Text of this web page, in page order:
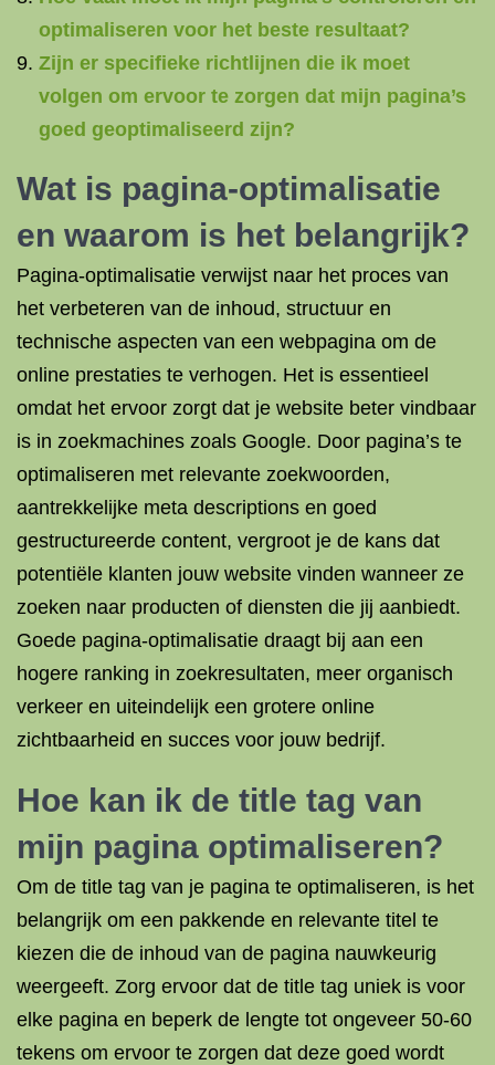
optimaliseren voor het beste resultaat?
Zijn er specifieke richtlijnen die ik moet
volgen om ervoor te zorgen dat mijn pagina’s
goed geoptimaliseerd zijn?
Wat is pagina-optimalisatie
en waarom is het belangrijk?
Pagina-optimalisatie verwijst naar het proces van
het verbeteren van de inhoud, structuur en
technische aspecten van een webpagina om de
online prestaties te verhogen. Het is essentieel
omdat het ervoor zorgt dat je website beter vindbaar
is in zoekmachines zoals Google. Door pagina’s te
optimaliseren met relevante zoekwoorden,
aantrekkelijke meta descriptions en goed
gestructureerde content, vergroot je de kans dat
potentiële klanten jouw website vinden wanneer ze
zoeken naar producten of diensten die jij aanbiedt.
Goede pagina-optimalisatie draagt bij aan een
hogere ranking in zoekresultaten, meer organisch
verkeer en uiteindelijk een grotere online
zichtbaarheid en succes voor jouw bedrijf.
Hoe kan ik de title tag van
mijn pagina optimaliseren?
Om de title tag van je pagina te optimaliseren, is het
belangrijk om een pakkende en relevante titel te
kiezen die de inhoud van de pagina nauwkeurig
weergeeft. Zorg ervoor dat de title tag uniek is voor
elke pagina en beperk de lengte tot ongeveer 50-60
tekens om ervoor te zorgen dat deze goed wordt